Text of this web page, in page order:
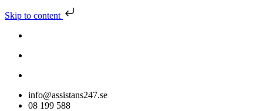
Skip to content
info@assistans247.se
08 199 588